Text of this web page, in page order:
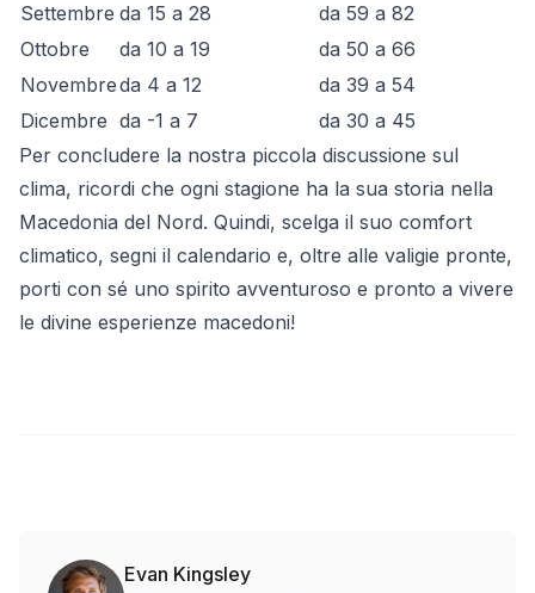
Settembre da 15 a 28
da 59 a 82
Ottobre
da 10 a 19
da 50 a 66
Novembreda 4 a 12
da 39 a 54
Dicembre da -1 a 7
da 30 a 45
Per concludere la nostra piccola discussione sul
clima, ricordi che ogni stagione ha la sua storia nella
Macedonia del Nord. Quindi, scelga il suo comfort
climatico, segni il calendario e, oltre alle valigie pronte,
porti con sé uno spirito avventuroso e pronto a vivere
le divine esperienze macedoni!
Evan Kingsley